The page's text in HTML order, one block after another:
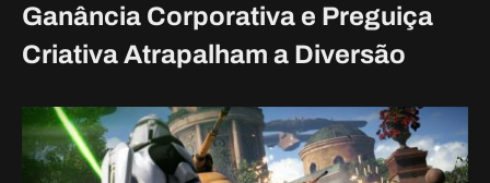
Ganância Corporativa e Preguiça
Criativa Atrapalham a Diversão